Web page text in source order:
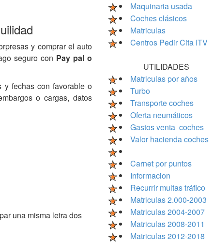
y comprar el auto
seguro con Pay pal o
y fechas con favorable o
o cargas, datos
una misma letra dos
Maquinaria usada
Coches clásicos
Matriculas
Centros Pedir Cita ITV
UTILIDADES
Matriculas por años
Turbo
Transporte coches
Oferta neumáticos
Gastos venta coches
Valor hacienda coches
Carnet por puntos
Informacion
Recurrir multas tráfico
Matriculas 2.000-2003
Matriculas 2004-2007
Matriculas 2008-2011
Matriculas 2012-2018